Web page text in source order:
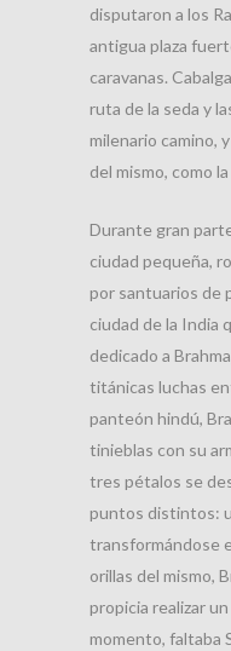
disputaron a los
antigua plaza
caravanas.
ruta de la seda y
milenario camino,
del mismo, como
Durante gran
ciudad pequeña,
por santuarios de
ciudad de la India
dedicado a
titánicas luchas
panteón hindú,
tinieblas con su
tres pétalos se
puntos distintos:
transformándose
orillas del mismo,
propicia realizar
momento, faltaba